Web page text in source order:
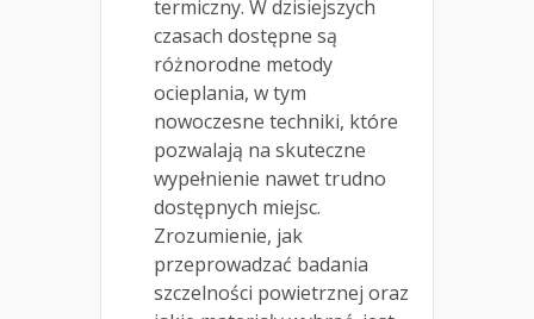
termiczny. W dzisiejszych
czasach dostępne są
różnorodne metody
ocieplania, w tym
nowoczesne techniki, które
pozwalają na skuteczne
wypełnienie nawet trudno
dostępnych miejsc.
Zrozumienie, jak
przeprowadzać badania
szczelności powietrznej oraz